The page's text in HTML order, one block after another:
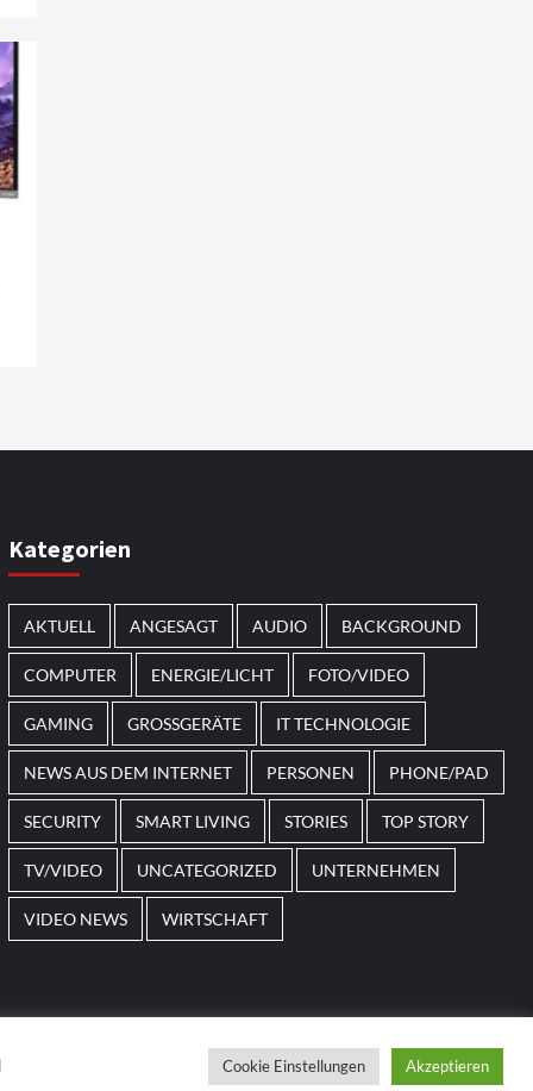
Kategorien
AKTUELL ANGESAGT AUDIO BACKGROUND
COMPUTER ENERGIE/LICHT FOTO/VIDEO
GAMING GROSSGERÄTE IT TECHNOLOGIE
NEWS AUS DEM INTERNET PERSONEN PHONE/PAD
SECURITY SMART LIVING STORIES TOP STORY
TV/VIDEO UNCATEGORIZED UNTERNEHMEN
VIDEO NEWS WIRTSCHAFT
Cookie Einstellungen Akzeptieren